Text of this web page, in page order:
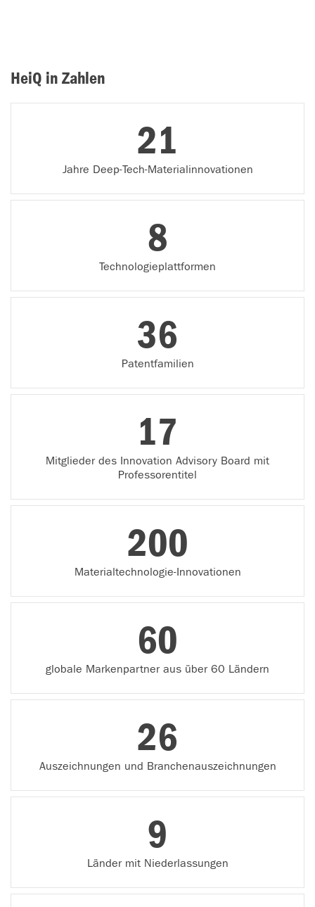
HeiQ in Zahlen
21
Jahre Deep-Tech-Materialinnovationen
8
Technologieplattformen
36
Patentfamilien
17
Mitglieder des Innovation Advisory Board mit
Professorentitel
200
Materialtechnologie-Innovationen
60
globale Markenpartner aus über 60 Ländern
26
Auszeichnungen und Branchenauszeichnungen
9
Länder mit Niederlassungen